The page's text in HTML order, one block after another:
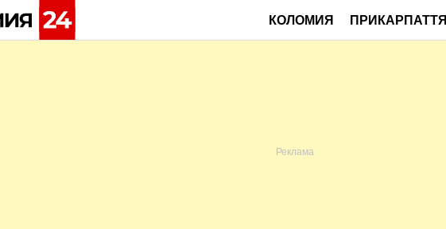
КОЛОМИЯ ПРИКАРПАТТЯ